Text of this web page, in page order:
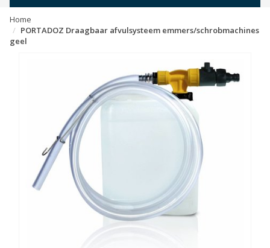
Home
PORTADOZ Draagbaar afvulsysteem emmers/schrobmachines
geel